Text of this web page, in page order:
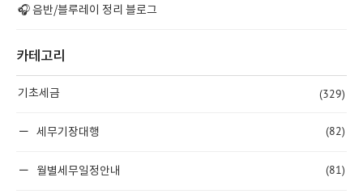
🎧 음반/블루레이 정리 블로그
카테고리
기초세금 (329)
세무기장대행 (82)
월별세무일정안내 (81)